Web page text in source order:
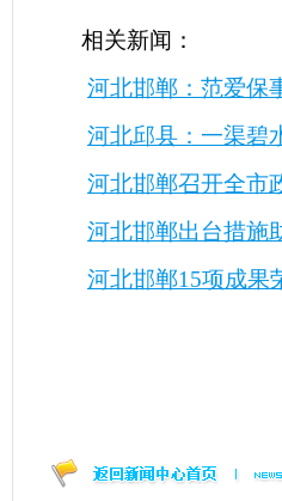
相关新闻：
河北邯郸：范爱保
河北邱县：一渠碧
河北邯郸召开全市
河北邯郸出台措施
河北邯郸15项成果